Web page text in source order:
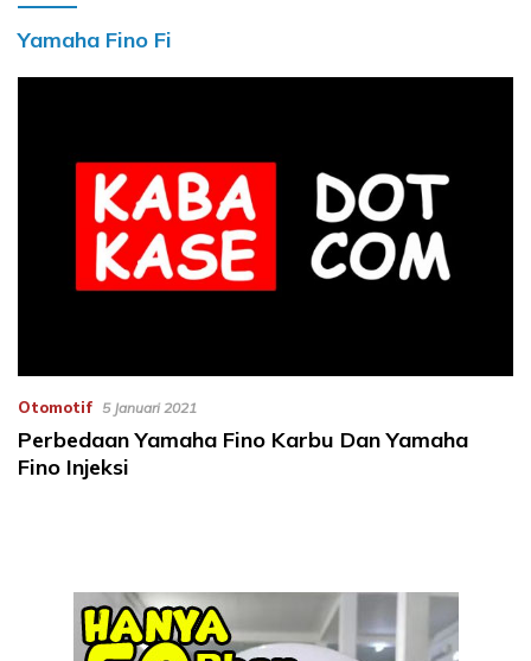
Yamaha Fino Fi
Otomotif 5 Januari 2021
Perbedaan Yamaha Fino Karbu Dan Yamaha
Fino Injeksi